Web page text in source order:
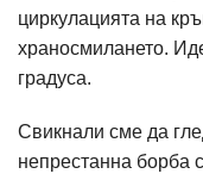
циркулацията на
храносмилането.
градуса.
Свикнали сме да
непрестанна борба